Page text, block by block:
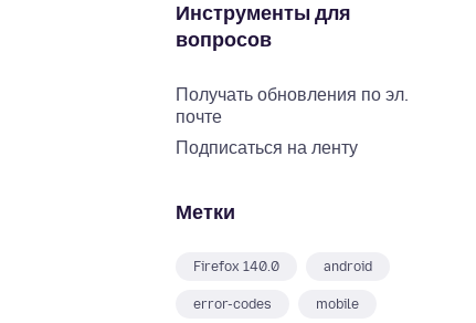
Инструменты для
вопросов
Получать обновления по эл.
почте
Подписаться на ленту
Метки
Firefox 140.0 android
error-codes mobile